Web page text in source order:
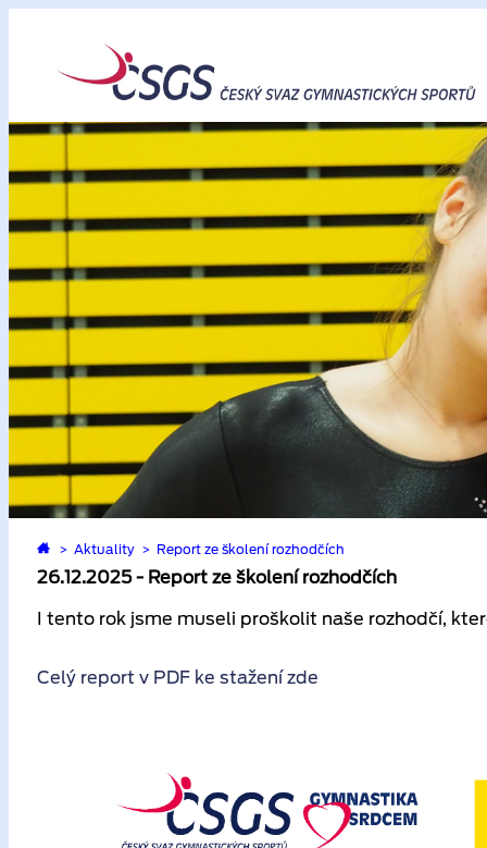
>Aktuality > Report ze školení rozhodčích
26.12.2025 - Report ze školení rozhodčích
I tento rok jsme museli proškolit naše rozhodčí,
Celý report v PDF ke stažení zde